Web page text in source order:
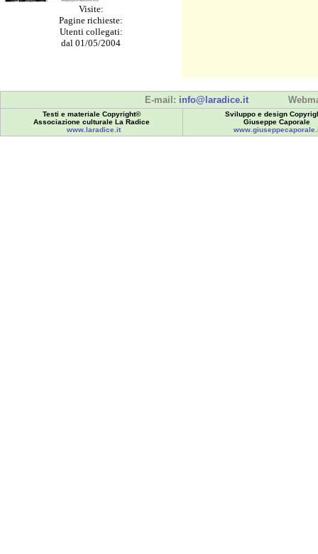
Visite:
Pagine richieste:
Utenti collegati:
dal 01/05/2004
E-mail: info@laradice.it
Testi e materiale Copyright©
Associazione culturale La Radice
www.laradice.it
Sviluppo e design
Giuseppe Caporale